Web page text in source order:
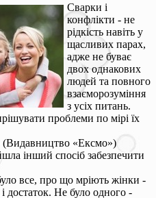
Сварки і
конфлікти - не
рідкість навіть у
щасливих парах,
адже не буває
двох однакових
людей та повного
взаєморозуміння
з усіх питань.
проблеми по мірі їх
«Ексмо»)
інший спосіб забезпечити
все, про що мріють жінки -
достаток. Не було одного -